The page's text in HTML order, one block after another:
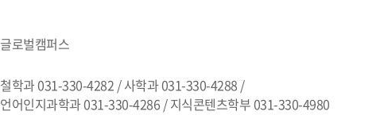
글로벌캠퍼스
철학과 031-330-4282 / 사학과 031-330-4288 /
언어인지과학과 031-330-4286 / 지식콘텐츠학부 031-330-4980